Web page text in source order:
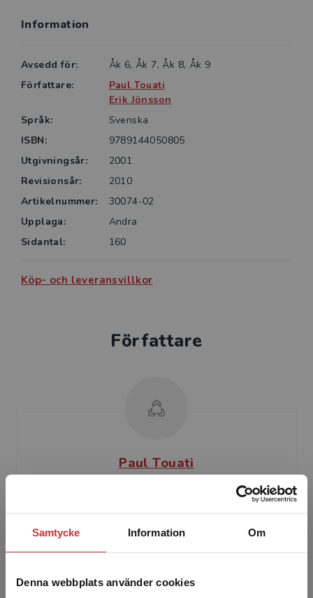
Samtycke Information Om
Denna webbplats använder cookies
Information
Avsedd för:
Åk 6, Åk 7, Åk 8, Åk 9
Författare:
Paul Touati
Erik Jönsson
Språk:
Svenska
ISBN:
9789144050805
Utgivningsår:
2001
Revisionsår:
2010
Artikelnummer:
30074-02
Upplaga:
Andra
Sidantal:
160
Köp- och leveransvillkor
Författare
Paul Touati